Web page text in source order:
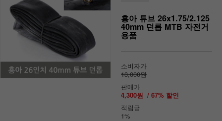
흥아 튜브 26x1.75/2.125
40mm 던롭 MTB 자전거
용품
소비자가
13,000원
판매가
4,300원 / 67% 할인
적립금
1%